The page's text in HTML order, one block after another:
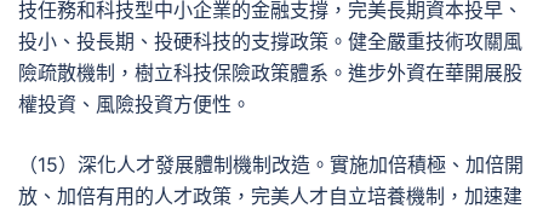
技任務和科技型中小企業的金融支撐，完美長期資本投早、
投小、投長期、投硬科技的支撐政策。健全嚴重技術攻關風
險疏散機制，樹立科技保險政策體系。進步外資在華開展股
權投資、風險投資方便性。
（15）深化人才發展體制機制改造。實施加倍積極、加倍開
放、加倍有用的人才政策，完美人才自立培養機制，加速建